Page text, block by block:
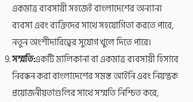
একমাত্র ব্যবসায়ী সহজেই বাংলাদেশের অন্যান্য
ব্যবসা এবং ব্যক্তিদের সাথে সহযোগিতা করতে পারে,
নতুন অংশীদারিত্বের সুযোগ খুলে দিতে পারে।
সম্মতি:একটি মালিকানা বা একমাত্র ব্যবসায়ী হিসাবে
নিবন্ধন করা বাংলাদেশের সমস্ত আইনি এবং নিয়ন্ত্রক
প্রয়োজনীয়তাগুলির সাথে সম্মতি নিশ্চিত করে,